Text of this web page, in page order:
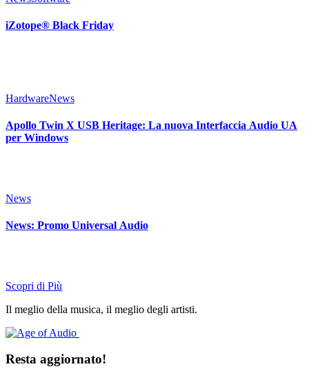
iZotope® Black Friday
HardwareNews
Apollo Twin X USB Heritage: La nuova Interfaccia Audio UA
per Windows
News
News: Promo Universal Audio
Scopri di Più
Il meglio della musica, il meglio degli artisti.
Resta aggiornato!